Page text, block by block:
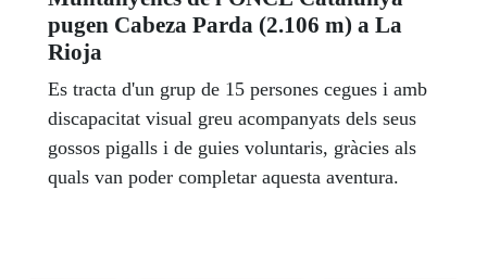
pugen Cabeza Parda (2.106 m) a La
Rioja
Es tracta d'un grup de 15 persones cegues i amb
discapacitat visual greu acompanyats dels seus
gossos pigalls i de guies voluntaris, gràcies als
quals van poder completar aquesta aventura.